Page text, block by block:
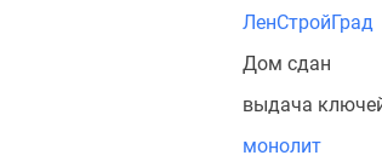
ЛенСтройГрад
Дом сдан
выдача
монолит